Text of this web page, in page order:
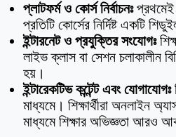
প্লাটফর্ম ও কোর্স নির্বাচনঃপ্রথমেই
প্রতিটি কোর্সের নির্দিষ্ট একটি
ইন্টারনেট ও প্রযুক্তির সংযোগঃ
লাইভ ক্লাস বা সেশন চলাকালীন
হয়।
ইন্টারেকটিভ কন্টেন্ট এবং যোগাযোগঃ
মাধ্যমে। শিক্ষার্থীরা অনলাইন
মাধ্যমে শিক্ষার অভিজ্ঞতা আরও